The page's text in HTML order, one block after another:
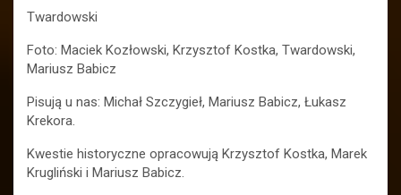
Twardowski
Foto: Maciek Kozłowski, Krzysztof Kostka, Twardowski,
Mariusz Babicz
Pisują u nas: Michał Szczygieł, Mariusz Babicz, Łukasz
Krekora.
Kwestie historyczne opracowują Krzysztof Kostka, Marek
Krugliński i Mariusz Babicz.